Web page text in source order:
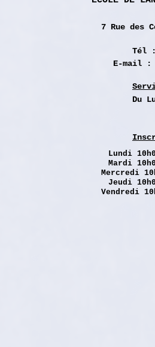
7 Rue des
Tél
E-mail
Du
Lundi
Mardi
Mercredi
Jeudi
Vendredi